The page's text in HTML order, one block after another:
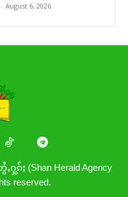
- August 6, 2026
ႁွၵ်ႈ (Shan Herald Agency
reserved.